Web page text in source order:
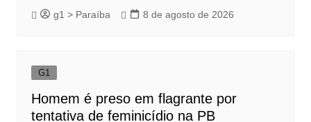
g1 > Paraíba 8 de agosto de 2026
G1
Homem é preso em flagrante por
tentativa de feminicídio na PB